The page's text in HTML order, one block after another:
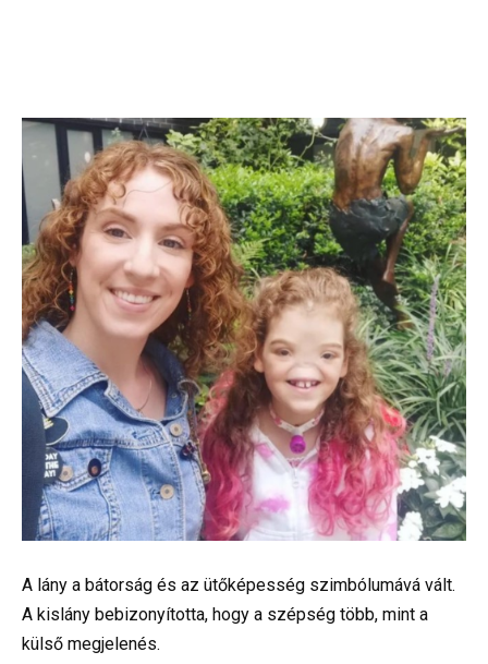
A lány a bátorság és az ütőképesség szimbólumává vált.
A kislány bebizonyította, hogy a szépség több, mint a
külső megjelenés.